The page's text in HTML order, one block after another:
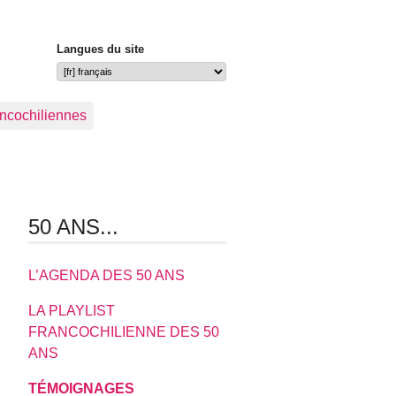
Langues du site
50 ANS...
L’AGENDA DES 50 ANS
LA PLAYLIST
FRANCOCHILIENNE DES 50
ANS
TÉMOIGNAGES